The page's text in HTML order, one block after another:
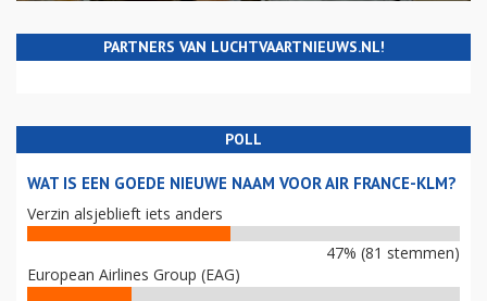
PARTNERS VAN LUCHTVAARTNIEUWS.NL!
POLL
WAT IS EEN GOEDE NIEUWE NAAM VOOR AIR FRANCE-KLM?
Verzin alsjeblieft iets anders
47% (81 stemmen)
European Airlines Group (EAG)